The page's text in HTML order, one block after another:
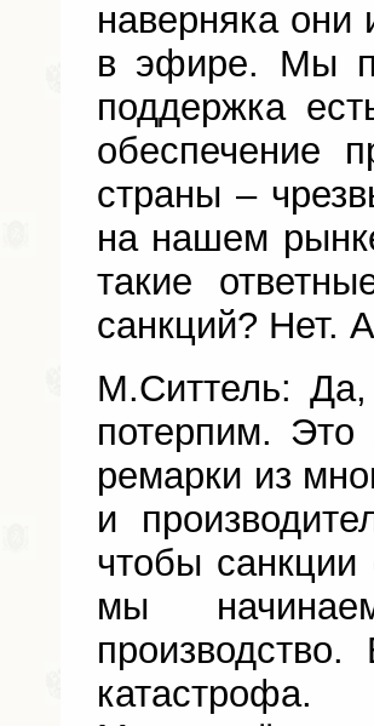
наверняка они
в эфире. Мы
поддержка
обеспечение
страны –
на нашем
такие
санкций? Нет.
М.Ситтель:
потерпим.
ремарки из
и
чтобы
мы
катастрофа.